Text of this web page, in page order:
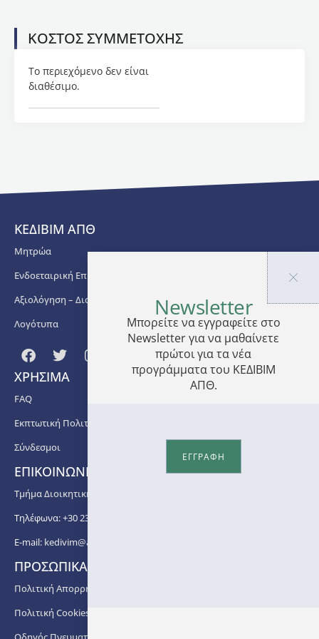
ΚΟΣΤΟΣ ΣΥΜΜΕΤΟΧΗΣ
Το περιεχόμενο δεν είναι
διαθέσιμο.
ΚΕΔΙΒΙΜ ΑΠΘ
Μητρώα
Ενδοεταιρική Επιμόρφωση
Αξιολόγηση – Διασφάλιση Ποιότητας
Λογότυπα
ΧΡΗΣΙΜΑ
FAQ
Εκπτωτική Πολιτική
Σύνδεσμοι
ΕΠΙΚΟΙΝΩΝΙΑ
Τμήμα Διοικητικής Υποστήριξης ΚΕΔΙΒΙΜ ΑΠΘ
Τηλέφωνα: +30 2310 99 67 -76, -88, -82, -83, -81
E-mail: kedivim@auth.gr
ΠΡΟΣΩΠΙΚΑ ΔΕΔΟΜΕΝΑ
Πολιτική Απορρήτου
Πολιτική Cookies
Newsletter
Μπορείτε να εγγραφείτε στο
Newsletter για να μαθαίνετε
πρώτοι για τα νέα
προγράμματα του ΚΕΔΙΒΙΜ
ΑΠΘ.
ΕΓΓΡΑΦΗ